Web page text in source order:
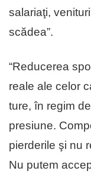
salariaţi,
scădea”.
“Reducerea
reale ale celor
ture, în regim
presiune.
pierderile şi nu
Nu putem